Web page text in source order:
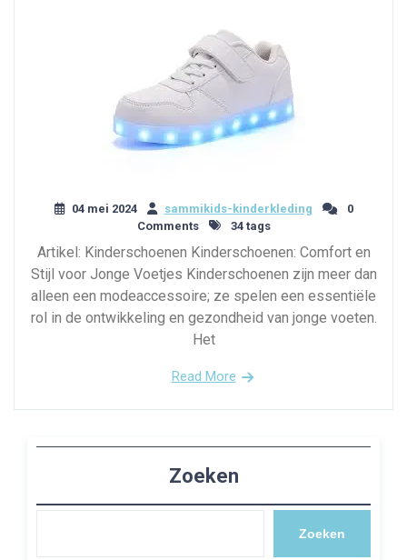
04 mei 2024 sammikids-kinderkleding
0
Comments
34 tags
Artikel: Kinderschoenen Kinderschoenen: Comfort en
Stijl voor Jonge Voetjes Kinderschoenen zijn meer dan
alleen een modeaccessoire; ze spelen een essentiële
rol in de ontwikkeling en gezondheid van jonge voeten.
Het
Read More
Zoeken
Zoeken